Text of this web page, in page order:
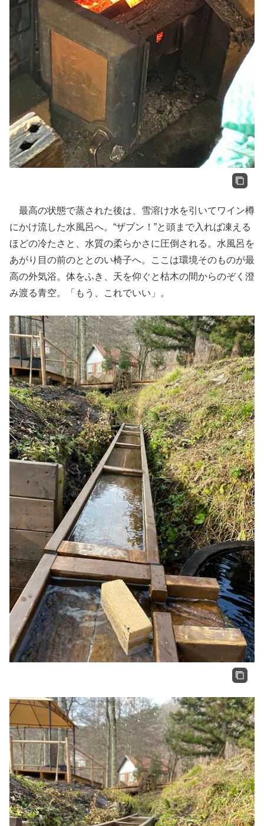
最高の状態で蒸された後は、雪溶け水を引いてワイン樽
にかけ流した水風呂へ。“ザブン！”と頭まで入れば凍える
ほどの冷たさと、水質の柔らかさに圧倒される。水風呂を
あがり目の前のととのい椅子へ。ここは環境そのものが最
高の外気浴。体をふき、天を仰ぐと枯木の間からのぞく澄
み渡る青空。「もう、これでいい」。